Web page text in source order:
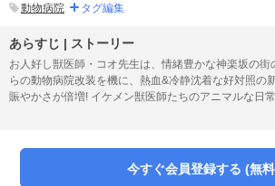
動物病院 タグ編集
あらすじ | ストーリー
お人好し獣医師・コオ先生は、情緒豊かな神楽坂の
らの動物病院改装を機に、熱血&冷静沈着な好対照の
賑やかさが倍増! イケメン獣医師たちのアニマルな日
今すぐ会員登録する (無